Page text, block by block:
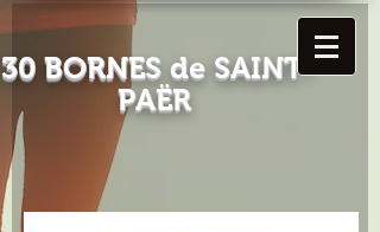
30 BORNES de SAINT-
PAËR